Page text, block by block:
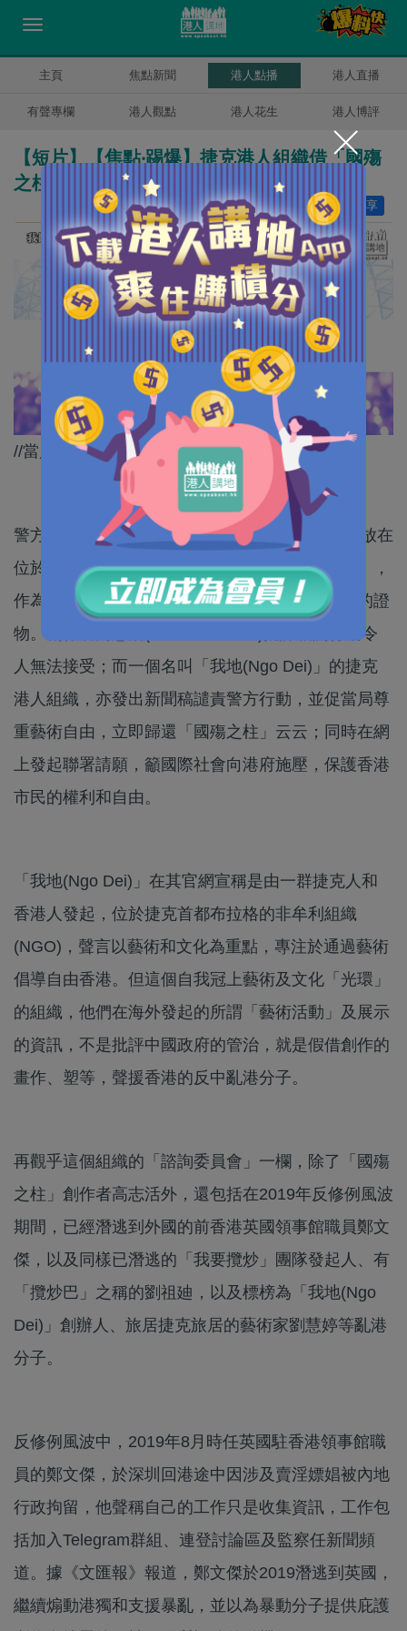
主頁 焦點新聞 港人點播 港人直播
有聲專欄 港人觀點 港人花生 港人博評
【短片】【焦點‧踢爆】捷克港人組織借「國殤
之柱」搞事 揭背後反中亂港黑手身份
分享
讚好 14
//當局對這些亂港組織的小動作，不得不防！//
警方國安處上周五(5日)持法庭手令，檢走原本存放在
位於石崗香港大學嘉道理中心的雕塑「國殤之柱」，
作為調查一宗涉及「煽動他人顛覆國家政權罪」的證
物。創作者高志活(Jens Galschiøt)批評相關行動令
人無法接受；而一個名叫「我地(Ngo Dei)」的捷克
港人組織，亦發出新聞稿譴責警方行動，並促當局尊
重藝術自由，立即歸還「國殤之柱」云云；同時在網
上發起聯署請願，籲國際社會向港府施壓，保護香港
市民的權利和自由。
「我地(Ngo Dei)」在其官網宣稱是由一群捷克人和
香港人發起，位於捷克首都布拉格的非牟利組織
(NGO)，聲言以藝術和文化為重點，專注於通過藝術
倡導自由香港。但這個自我冠上藝術及文化「光環」
的組織，他們在海外發起的所謂「藝術活動」及展示
的資訊，不是批評中國政府的管治，就是假借創作的
畫作、塑等，聲援香港的反中亂港分子。
再觀乎這個組織的「諮詢委員會」一欄，除了「國殤
之柱」創作者高志活外，還包括在2019年反修例風波
期間，已經潛逃到外國的前香港英國領事館職員鄭文
傑，以及同樣已潛逃的「我要攬炒」團隊發起人、有
「攬炒巴」之稱的劉祖廸，以及標榜為「我地(Ngo
Dei)」創辦人、旅居捷克旅居的藝術家劉慧婷等亂港
分子。
反修例風波中，2019年8月時任英國駐香港領事館職
員的鄭文傑，於深圳回港途中因涉及賣淫嫖娼被內地
行政拘留，他聲稱自己的工作只是收集資訊，工作包
括加入Telegram群組、連登討論區及監察任新聞頻
道。據《文匯報》報道，鄭文傑於2019潛逃到英國，
繼續煽動港獨和支援暴亂，並以為暴動分子提供庇護